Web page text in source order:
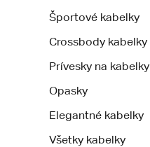
Športové kabelky
Crossbody kabelky
Prívesky na kabelky
Opasky
Elegantné kabelky
Všetky kabelky